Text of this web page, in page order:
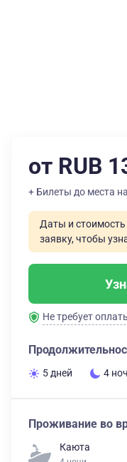
от RUB
+ Билеты до места
Даты и стоимость
заявку, чтобы
Не требует
5 дней 4
Проживание во
Каюта